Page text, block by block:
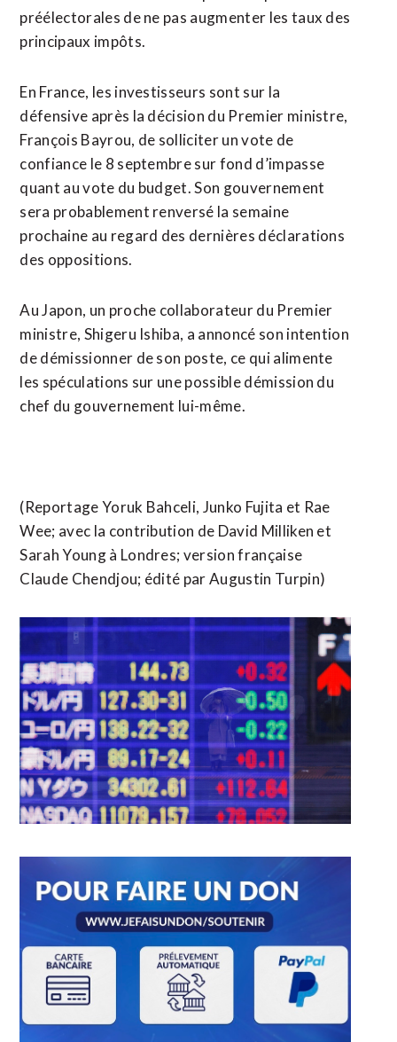
préélectorales de ne pas augmenter les taux des
principaux impôts.
En France, les investisseurs sont sur la
défensive après la décision du Premier ministre,
François Bayrou, de solliciter un vote de
confiance le 8 septembre sur fond d’impasse
quant au vote du budget. Son gouvernement
sera probablement renversé la semaine
prochaine au regard des dernières déclarations
des oppositions.
Au Japon, un proche collaborateur du Premier
ministre, Shigeru Ishiba, a annoncé son intention
de démissionner de son poste, ce qui alimente
les spéculations sur une possible démission du
chef du gouvernement lui-même.
(Reportage Yoruk Bahceli, Junko Fujita et Rae
Wee; avec la contribution de David Milliken et
Sarah Young à Londres; version française
Claude Chendjou; édité par Augustin Turpin)